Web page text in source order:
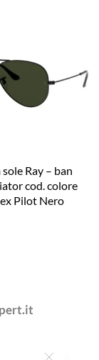
Ray – ban
cod. colore
Pilot Nero